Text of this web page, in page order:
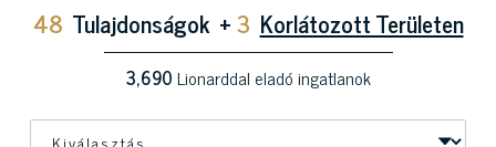
48 Tulajdonságok +3 Korlátozott Területen
3,690Lionarddal eladó ingatlanok